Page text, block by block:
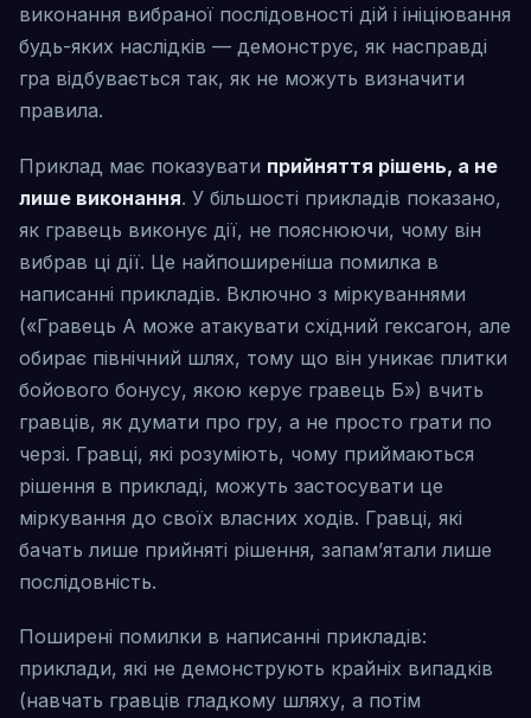
виконання вибраної послідовності дій і ініціювання
будь-яких наслідків — демонструє, як насправді
гра відбувається так, як не можуть визначити
правила.
Приклад має показувати прийняття рішень, а не
лише виконання. У більшості прикладів показано,
як гравець виконує дії, не пояснюючи, чому він
вибрав ці дії. Це найпоширеніша помилка в
написанні прикладів. Включно з міркуваннями
(«Гравець А може атакувати східний гексагон, але
обирає північний шлях, тому що він уникає плитки
бойового бонусу, якою керує гравець Б») вчить
гравців, як думати про гру, а не просто грати по
черзі. Гравці, які розуміють, чому приймаються
рішення в прикладі, можуть застосувати це
міркування до своїх власних ходів. Гравці, які
бачать лише прийняті рішення, запам’ятали лише
послідовність.
Поширені помилки в написанні прикладів:
приклади, які не демонструють крайніх випадків
(навчать гравців гладкому шляху, а потім